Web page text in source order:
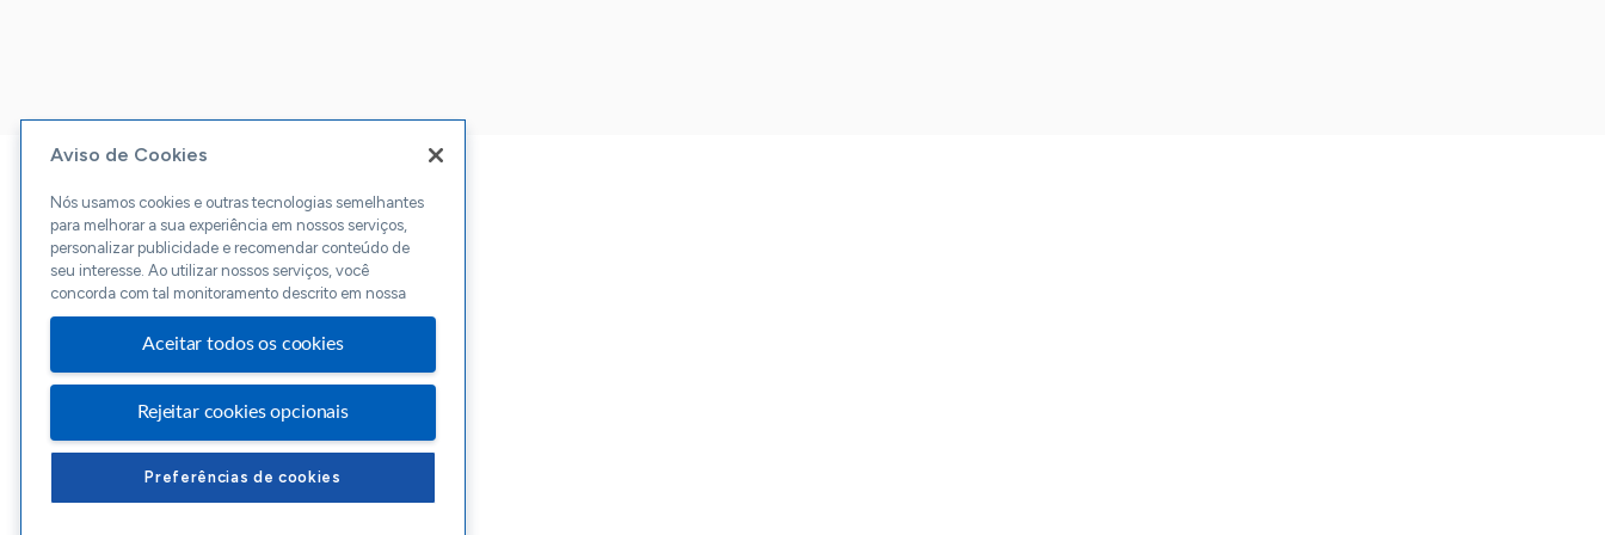
Aviso de Cookies
Nós usamos cookies e outras tecnologias semelhantes
para melhorar a sua experiência em nossos serviços,
personalizar publicidade e recomendar conteúdo de
seu interesse. Ao utilizar nossos serviços, você
concorda com tal monitoramento descrito em nossa
Aceitar todos os cookies
Rejeitar cookies opcionais
Preferências de cookies